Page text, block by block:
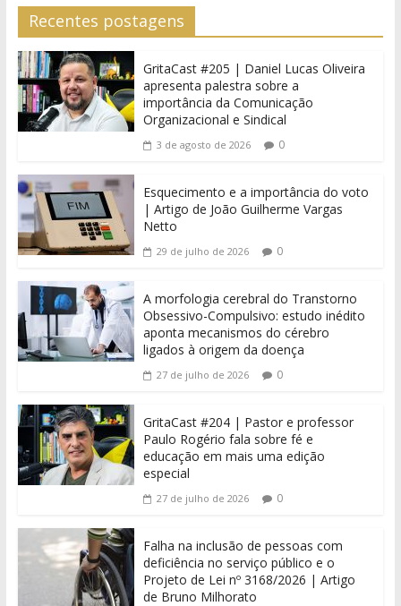
Recentes postagens
GritaCast #205 | Daniel Lucas Oliveira
apresenta palestra sobre a
importância da Comunicação
Organizacional e Sindical
3 de agosto de 2026 0
Esquecimento e a importância do voto
| Artigo de João Guilherme Vargas
Netto
29 de julho de 2026 0
A morfologia cerebral do Transtorno
Obsessivo-Compulsivo: estudo inédito
aponta mecanismos do cérebro
ligados à origem da doença
27 de julho de 2026 0
GritaCast #204 | Pastor e professor
Paulo Rogério fala sobre fé e
educação em mais uma edição
especial
27 de julho de 2026 0
Falha na inclusão de pessoas com
deficiência no serviço público e o
Projeto de Lei nº 3168/2026 | Artigo
de Bruno Milhorato